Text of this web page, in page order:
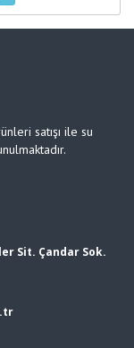
satışı ile su
Sit. Çandar Sok.